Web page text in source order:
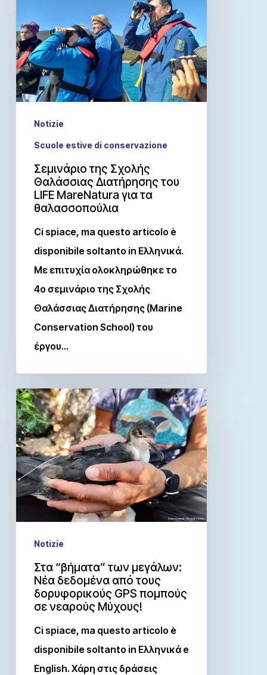
Notizie
Scuole estive di conservazione
Σεμινάριο της Σχολής
Θαλάσσιας Διατήρησης του
LIFE MareNatura για τα
θαλασσοπούλια
Ci spiace, ma questo articolo è
disponibile soltanto in Ελληνικά.
Με επιτυχία ολοκληρώθηκε το
4ο σεμινάριο της Σχολής
Θαλάσσιας Διατήρησης (Marine
Conservation School) του
έργου…
Notizie
Στα “βήματα” των μεγάλων:
Νέα δεδομένα από τους
δορυφορικούς GPS πομπούς
σε νεαρούς Μύχους!
Ci spiace, ma questo articolo è
disponibile soltanto in Ελληνικά e
English. Χάρη στις δράσεις